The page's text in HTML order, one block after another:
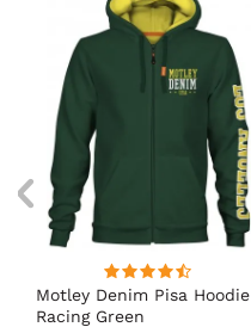
Motley Denim Pisa Hoodie
Racing Green